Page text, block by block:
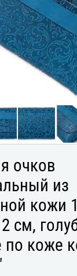
очков
из
кожи
см,
по коже